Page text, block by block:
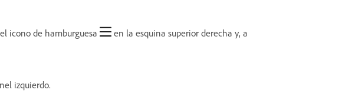
icono de hamburguesa
en la esquina superior derecha y, a
izquierdo.